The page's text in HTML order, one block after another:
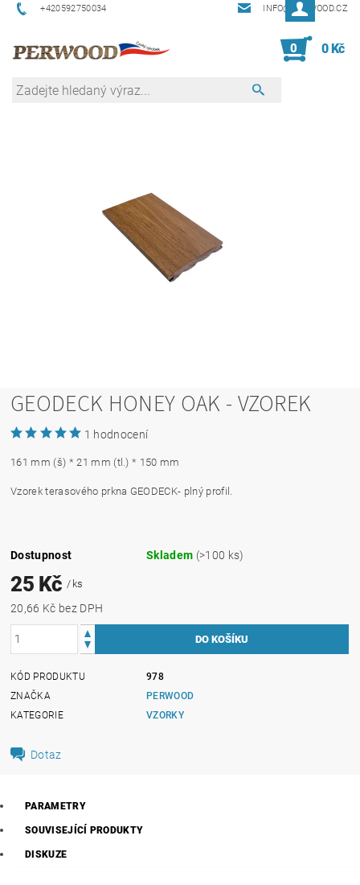
+420592750034 INFO@PERWOOD.CZ
0 0 Kč
GEODECK HONEY OAK - VZOREK
1 hodnocení
161 mm (š) * 21 mm (tl.) * 150 mm
Vzorek terasového prkna GEODECK- plný profil.
Dostupnost Skladem (>100 ks)
25 Kč/ ks
20,66 Kč bez DPH
KÓD PRODUKTU
978
ZNAČKA
PERWOOD
KATEGORIE
VZORKY
Dotaz
PARAMETRY
SOUVISEJÍCÍ PRODUKTY
DISKUZE